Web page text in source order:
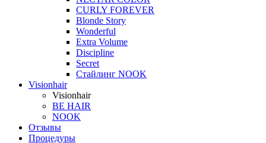
CURLY FOREVER
Blonde Story
Wonderful
Extra Volume
Discipline
Secret
Стайлинг NOOK
Visionhair
Visionhair
BE HAIR
NOOK
Отзывы
Процедуры